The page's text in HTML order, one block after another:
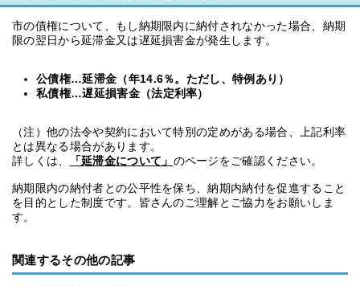
市の債権について、もし納期限内に納付されなかった場合、納期
限の翌日から延滞金又は遅延損害金が発生します。
公債権…延滞金（年14.6％。ただし、特例あり）
私債権…遅延損害金（法定利率）
（注）他の法令や契約において特別の定めがある場合、上記利率
とは異なる場合があります。
詳しくは、
「延滞金について」 のページをご確認ください。
納期限内の納付者との公平性を保ち、納期内納付を促進すること
を目的とした制度です。皆さんのご理解とご協力をお願いしま
す。
関連するその他の記事